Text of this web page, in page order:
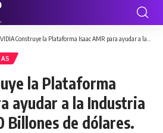
Construye la Plataforma Isaac AMR para ayudar a la Industria Logística de 10 Billones de dólares.
la Plataforma
ayudar a la Industria
Billones de dólares.